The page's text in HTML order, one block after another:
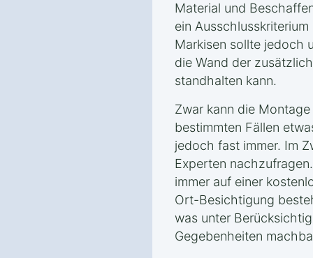
Material und
ein
Markisen sollte jedoch
die Wand der
standhalten kann.
Zwar kann die
bestimmten Fällen
jedoch fast immer. Im
Experten
immer auf einer
Ort-Besichtigung
was unter
Gegebenheiten